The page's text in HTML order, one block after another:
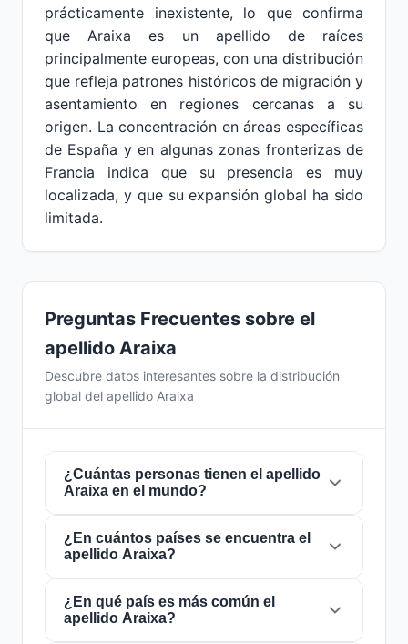
prácticamente inexistente, lo que confirma
que Araixa es un apellido de raíces
principalmente europeas, con una distribución
que refleja patrones históricos de migración y
asentamiento en regiones cercanas a su
origen. La concentración en áreas específicas
de España y en algunas zonas fronterizas de
Francia indica que su presencia es muy
localizada, y que su expansión global ha sido
limitada.
Preguntas Frecuentes sobre el
apellido Araixa
Descubre datos interesantes sobre la distribución
global del apellido Araixa
¿Cuántas personas tienen el apellido
Araixa en el mundo?
Actualmente hay aproximadamente22
personascon el apellido
mundo. Esto significa que aproximadamente 1
de cada363,636,364 personas en el mundo
lleva este apellido. Se encuentra presente en
¿En cuántos países se encuentra el
apellido Araixa?
El apellidoAraixaestá presente en
de todo el mundo. Esto lo clasifica como un
¿En qué país es más común el
apellido Araixa?